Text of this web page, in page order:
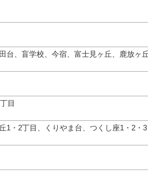
台、盲学校、今宿、富士見ヶ丘、鹿放ヶ
目
1・2丁目、くりやま台、つくし座1・2・3